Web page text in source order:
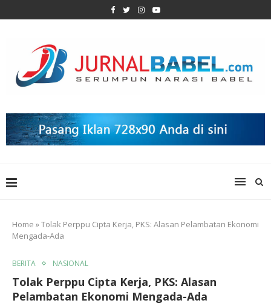
Home »Tolak Perppu Cipta Kerja, PKS: Alasan Pelambatan Ekonomi
Mengada-Ada
BERITA NASIONAL
Tolak Perppu Cipta Kerja, PKS: Alasan
Pelambatan Ekonomi Mengada-Ada